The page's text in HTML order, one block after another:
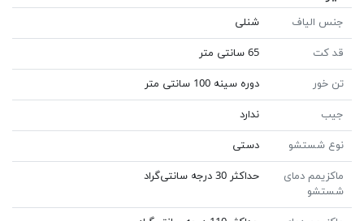
جنس الیاف شنلی
قد کت 65 سانتی متر
تن خور دوره سینه 100 سانتی متر
جیب ندارد
نوع شستشو دستی
ماکزیمم دمای
شستشو
حداکثر 30 درجه سانتی‌گراد